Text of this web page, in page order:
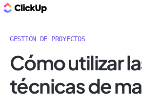
GESTIÓN DE PROYECTOS
Cómo utilizar
técnicas de